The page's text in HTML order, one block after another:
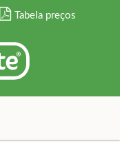
Tabela preços